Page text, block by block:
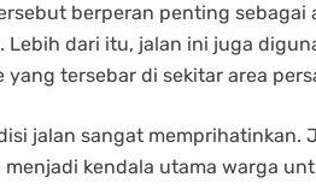
berperan penting
Lebih dari itu, jalan ini juga
yang tersebar di sekitar area
jalan sangat
kendala utama warga